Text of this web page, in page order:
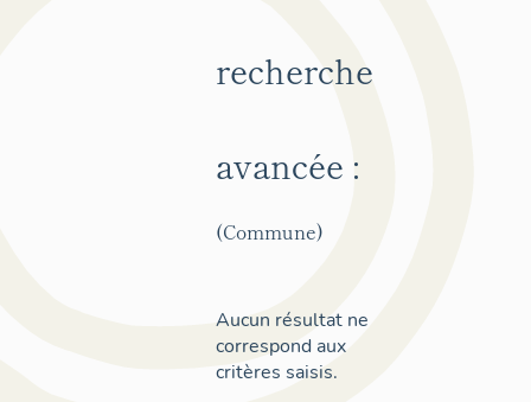
recherche
avancée :
(Commune)
Aucun résultat ne
correspond aux
critères saisis.